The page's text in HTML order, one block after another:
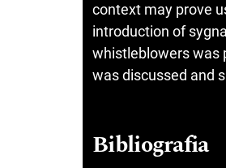
context may prove
introduction of
whistleblowers was
was discussed and
Bibliografia